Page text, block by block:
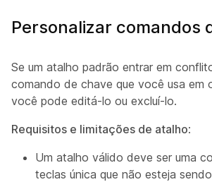
Personalizar comandos
Se um atalho padrão entrar em
comando de chave que você usa em
você pode editá-lo ou excluí-lo.
Requisitos e limitações de atalho:
Um atalho válido deve ser uma
teclas única que não esteja